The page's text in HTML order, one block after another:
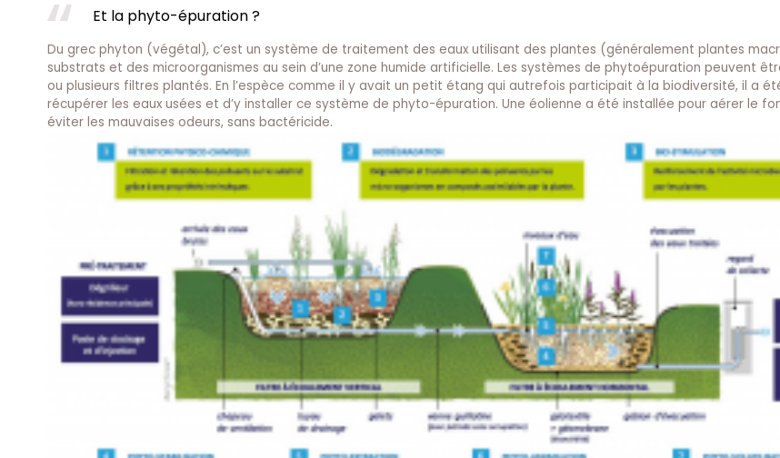
Et la phyto-épuration ?
Du grec phyton (végétal), c’est un système de traitement des eaux utilisant des plantes (généralement plantes
substrats et des microorganismes au sein d’une zone humide artificielle. Les systèmes de phytoépuration peuvent
ou plusieurs filtres plantés. En l’espèce comme il y avait un petit étang qui autrefois participait à la biodiversité, il a
récupérer les eaux usées et d’y installer ce système de phyto-épuration. Une éolienne a été installée pour aérer le
éviter les mauvaises odeurs, sans bactéricide.